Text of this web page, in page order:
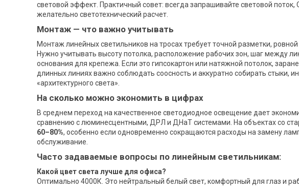
световой эффект. Практичный совет: всегда запрашивайте световой
желательно светотехнический расчет.
Монтаж — что важно учитывать
Монтаж линейных светильников на тросах требует точной разметки,
Нужно учитывать высоту потолка, расположение рабочих зон, шаг между
основания для крепежа. Если это гипсокартон или натяжной потолок,
длинных линиях важно соблюдать соосность и аккуратно собирать стыки,
«архитектурного света».
На сколько можно экономить в цифрах
В среднем переход на качественное светодиодное освещение дает
сравнению с люминесцентными, ДРЛ и ДНаТ системами. На объектах со
60–80%, особенно если одновременно сокращаются расходы на замену
обслуживание.
Часто задаваемые вопросы по линейным светильникам:
Какой цвет света лучше для офиса?
Оптимально 4000К. Это нейтральный белый свет, комфортный для глаз и